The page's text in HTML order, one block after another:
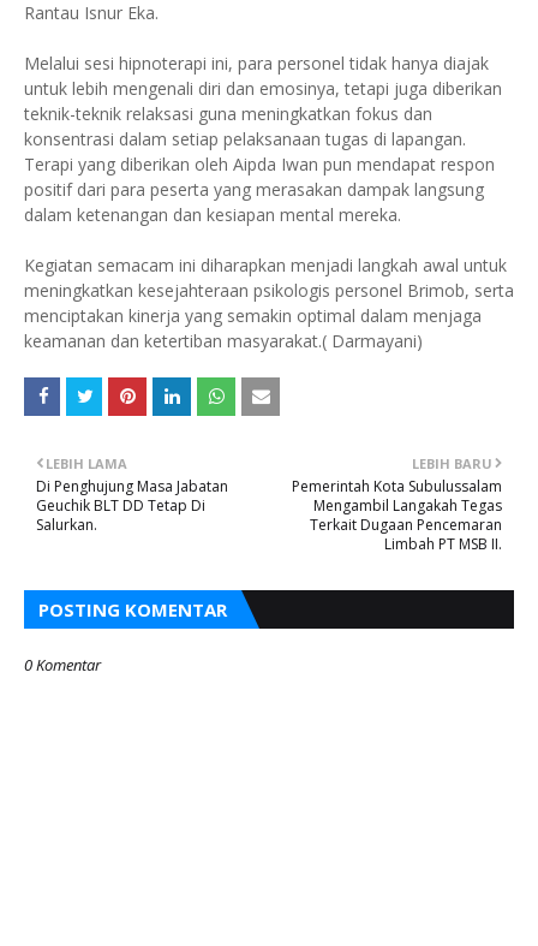
Rantau Isnur Eka.
Melalui sesi hipnoterapi ini, para personel tidak hanya diajak
untuk lebih mengenali diri dan emosinya, tetapi juga diberikan
teknik-teknik relaksasi guna meningkatkan fokus dan
konsentrasi dalam setiap pelaksanaan tugas di lapangan.
Terapi yang diberikan oleh Aipda Iwan pun mendapat respon
positif dari para peserta yang merasakan dampak langsung
dalam ketenangan dan kesiapan mental mereka.
Kegiatan semacam ini diharapkan menjadi langkah awal untuk
meningkatkan kesejahteraan psikologis personel Brimob, serta
menciptakan kinerja yang semakin optimal dalam menjaga
keamanan dan ketertiban masyarakat.( Darmayani)
LEBIH BARU
Pemerintah Kota Subulussalam
Mengambil Langakah Tegas
Terkait Dugaan Pencemaran
Limbah PT MSB II.
LEBIH LAMA
Di Penghujung Masa Jabatan
Geuchik BLT DD Tetap Di
Salurkan.
POSTING KOMENTAR
0 Komentar